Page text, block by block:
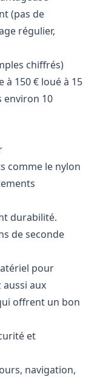
(pas de
régulier,
chiffrés)
à 150 € loué à 15
environ 10
comme le nylon
durabilité.
de seconde
pour
aux
offrent un bon
et
navigation,